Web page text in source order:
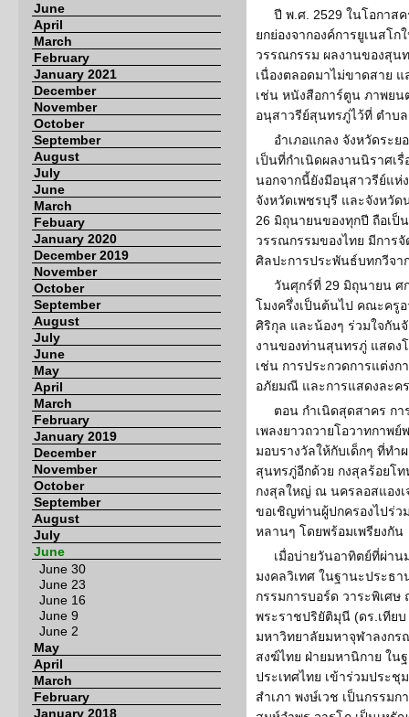
June
April
March
February
January 2021
December
November
October
September
August
July
June
March
Febuary
January 2020
December 2019
November
October
September
August
July
June
May
April
March
February
January 2019
December
November
October
September
August
July
June
June 30
June 23
June 16
June 9
June 2
May
April
March
February
January 2018
ปี พ.ศ. 2529 ในโอกาส
ยกย่องจากองค์การยูเนสโ
วรรณกรรม ผลงานของสุน
เนื่องตลอดมาไม่ขาดสาย
เช่น หนังสือการ์ตูน ภาพยน
อนุสาวรีย์สุนทรภู่ไว้ที่ ตำบ
อำเภอแกลง จังหวัดระ
เป็นที่กำเนิดผลงานนิราศเ
นอกจากนี้ยังมีอนุสาวรีย์แห่
จังหวัดเพชรบุรี และจังหวั
26 มิถุนายนของทุกปี ถือเ
วรรณกรรมของไทย มีการ
ศิลปะการประพันธ์บทกวีจา
วันศุกร์ที่ 29 มิถุนายน ศ
โมงครึ่งเป็นต้นไป คณะครู
ศิริกุล และน้องๆ ร่วมใจกัน
งานของท่านสุนทรภู่ แสดง
เช่น การประกวดการแต่งก
อภัยมณี และการแสดงละค
ตอน กำเนิดสุดสาคร ก
เพลงยาวถวายโอวาทกาพ
มอบรางวัลให้กับเด็กๆ ที่ทำ
สุนทรภู่อีกด้วย กงสุลร้อยโ
กงสุลใหญ่ ณ นครลอสแองเ
ขอเชิญท่านผู้ปกครองไปร่ว
หลานๆ โดยพร้อมเพรียงกัน
เมื่อบ่ายวันอาทิตย์ที่ผ่า
มงคลวิเทศ ในฐานะประธ
กรรมการบอร์ด วาระพิเศ
พระราชปริยัติมุนี (ดร.เที
มหาวิทยาลัยมหาจุฬาลงก
สงฆ์ไทย ฝ่ายมหานิกาย ใน
ประเทศไทย เข้าร่วมประ
สำเภา พงษ์เวช เป็นกรรม